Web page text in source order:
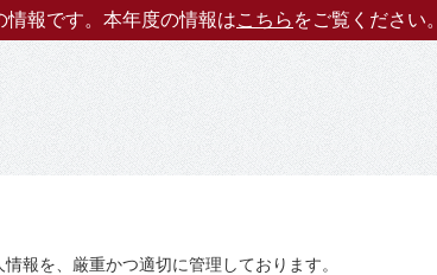
報を、厳重かつ適切に管理しております。
情報です。本年度の情報はこちら をご覧ください。